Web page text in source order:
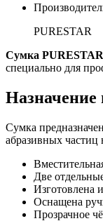
PURESTAR
Сумка
специально для
Назначение
Сумка
абразивных
Две
Изготовлена
Оснащена
Прозрачное